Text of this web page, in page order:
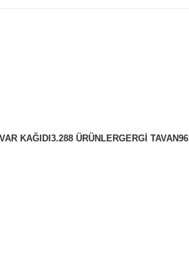
KAĞIDI 3.288 ÜRÜNLERGERGI TAVAN